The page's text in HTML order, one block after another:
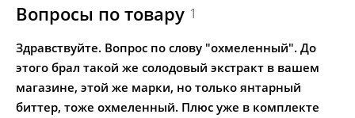
Вопросы по товару 1
Здравствуйте. Вопрос по слову "охмеленный". До
этого брал такой же солодовый экстракт в вашем
магазине, этой же марки, но только янтарный
биттер, тоже охмеленный. Плюс уже в комплекте